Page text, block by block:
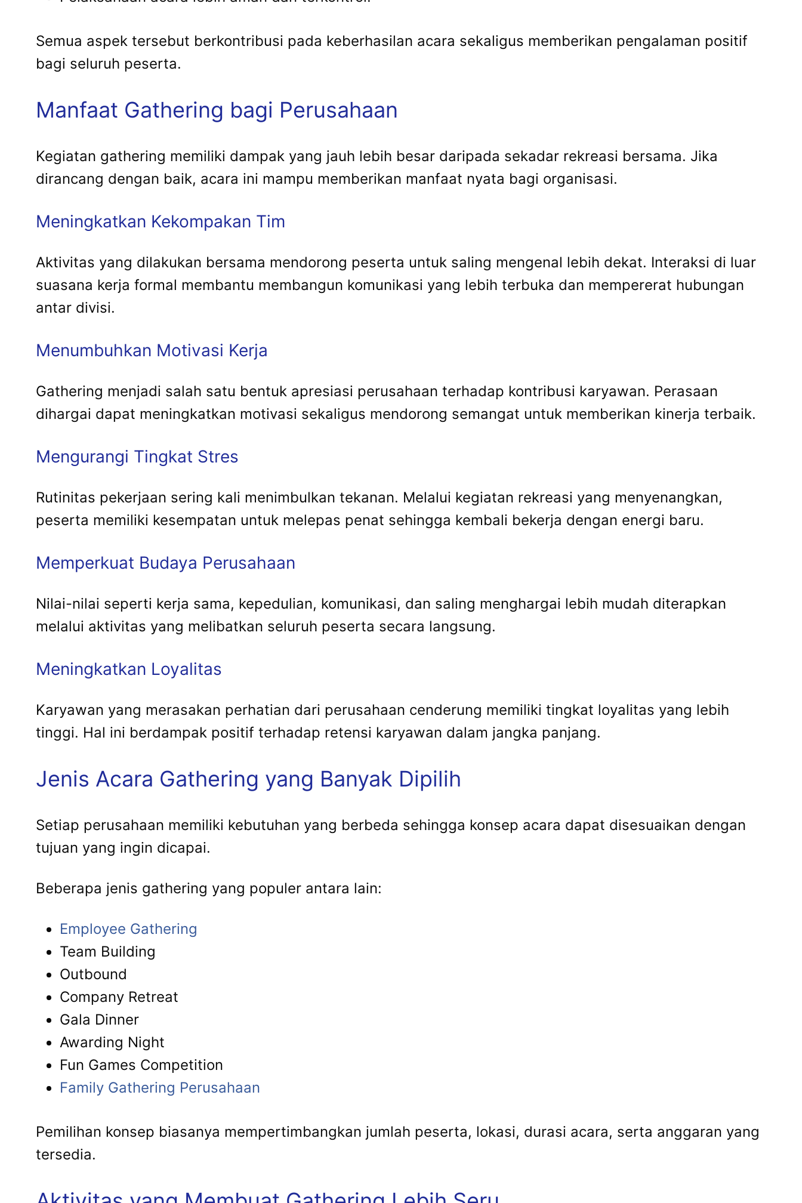
Semua aspek tersebut berkontribusi pada keberhasilan acara sekaligus memberikan pengalaman positif
bagi seluruh peserta.
Manfaat Gathering bagi Perusahaan
Kegiatan gathering memiliki dampak yang jauh lebih besar daripada sekadar rekreasi bersama. Jika
dirancang dengan baik, acara ini mampu memberikan manfaat nyata bagi organisasi.
Meningkatkan Kekompakan Tim
Aktivitas yang dilakukan bersama mendorong peserta untuk saling mengenal lebih dekat. Interaksi di luar
suasana kerja formal membantu membangun komunikasi yang lebih terbuka dan mempererat hubungan
antar divisi.
Menumbuhkan Motivasi Kerja
Gathering menjadi salah satu bentuk apresiasi perusahaan terhadap kontribusi karyawan. Perasaan
dihargai dapat meningkatkan motivasi sekaligus mendorong semangat untuk memberikan kinerja terbaik.
Mengurangi Tingkat Stres
Rutinitas pekerjaan sering kali menimbulkan tekanan. Melalui kegiatan rekreasi yang menyenangkan,
peserta memiliki kesempatan untuk melepas penat sehingga kembali bekerja dengan energi baru.
Memperkuat Budaya Perusahaan
Nilai-nilai seperti kerja sama, kepedulian, komunikasi, dan saling menghargai lebih mudah diterapkan
melalui aktivitas yang melibatkan seluruh peserta secara langsung.
Meningkatkan Loyalitas
Karyawan yang merasakan perhatian dari perusahaan cenderung memiliki tingkat loyalitas yang lebih
tinggi. Hal ini berdampak positif terhadap retensi karyawan dalam jangka panjang.
Jenis Acara Gathering yang Banyak Dipilih
Setiap perusahaan memiliki kebutuhan yang berbeda sehingga konsep acara dapat disesuaikan dengan
tujuan yang ingin dicapai.
Beberapa jenis gathering yang populer antara lain:
Employee Gathering
Team Building
Outbound
Company Retreat
Gala Dinner
Awarding Night
Fun Games Competition
Family Gathering Perusahaan
Pemilihan konsep biasanya mempertimbangkan jumlah peserta, lokasi, durasi acara, serta anggaran yang
tersedia.